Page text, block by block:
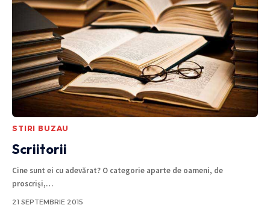
STIRI BUZAU
Scriitorii
Cine sunt ei cu adevărat? O categorie aparte de oameni, de
proscrişi,…
21 SEPTEMBRIE 2015